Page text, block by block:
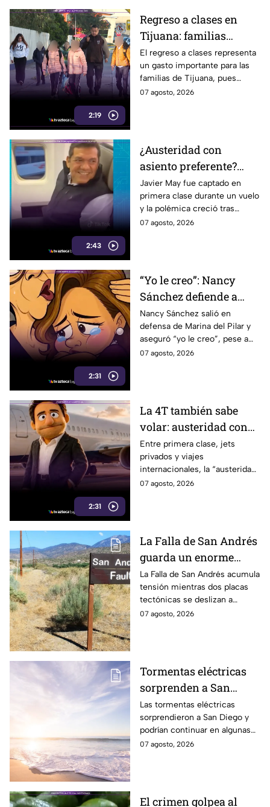
2:19
Regreso a clases en
Tijuana: familias
podrían gastar hasta 5
mil pesos en uniformes
y calzado
El regreso a clases representa
un gasto importante para las
familias de Tijuana, pues
uniformes y calzado pueden
07 agosto, 2026
2:43
¿Austeridad con
asiento preferente?
Captan a Javier May
sonriente en primera
clase y Morena le “jala
las orejas”
Javier May fue captado en
primera clase durante un vuelo
y la polémica creció tras
imágenes de un presunto reloj
07 agosto, 2026
2:31
“Yo le creo”: Nancy
Sánchez defiende a
Marina del Pilar como
si fuera su hija pese a
polémicas
Nancy Sánchez salió en
defensa de Marina del Pilar y
aseguró “yo le creo”, pese a
los audios filtrados y las
07 agosto, 2026
2:31
La 4T también sabe
volar: austeridad con
sabor a primera clase
Entre primera clase, jets
privados y viajes
internacionales, la “austeridad”
de la 4T parece tener una
07 agosto, 2026
La Falla de San Andrés
guarda un enorme
peligro: estos datos
explican el temor
científico
La Falla de San Andrés acumula
tensión mientras dos placas
tectónicas se deslizan a
centímetros por año. Estos
07 agosto, 2026
Tormentas eléctricas
sorprenden a San
Diego; autoridades
advierten que
continuarán durante el
fin de semana
Las tormentas eléctricas
sorprendieron a San Diego y
podrían continuar en algunas
zonas durante el fin de
07 agosto, 2026
El crimen golpea al